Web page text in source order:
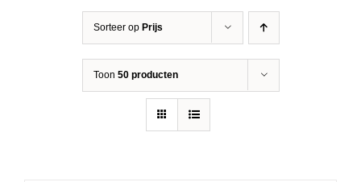
Sorteer op Prijs
Toon 50 producten